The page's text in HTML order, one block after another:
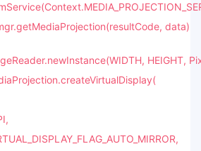
data)
HEIGHT,